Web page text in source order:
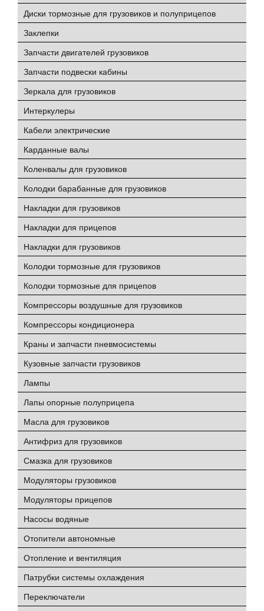
Диски тормозные для грузовиков и полуприцепов
Заклепки
Запчасти двигателей грузовиков
Запчасти подвески кабины
Зеркала для грузовиков
Интеркулеры
Кабели электрические
Карданные валы
Коленвалы для грузовиков
Колодки барабанные для грузовиков
Накладки для грузовиков
Накладки для прицепов
Накладки для грузовиков
Колодки тормозные для грузовиков
Колодки тормозные для прицепов
Компрессоры воздушные для грузовиков
Компрессоры кондиционера
Краны и запчасти пневмосистемы
Кузовные запчасти грузовиков
Лампы
Лапы опорные полуприцепа
Масла для грузовиков
Антифриз для грузовиков
Смазка для грузовиков
Модуляторы грузовиков
Модуляторы прицепов
Насосы водяные
Отопители автономные
Отопление и вентиляция
Патрубки системы охлаждения
Переключатели